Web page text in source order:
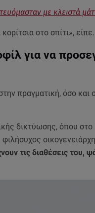
με κλειστά
στο σπίτι», είπε.
για να
πραγματική, όσο και
δικτύωσης, όπου στο
τις διαθέσεις του,